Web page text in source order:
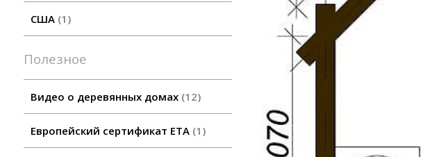
США 1
Полезное
Видео о деревянных домах 12
Европейский сертификат ETA 1